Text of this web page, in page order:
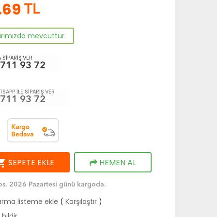
TL
mevcuttur.
SİPARİŞ VER
93 72
İLE SİPARİŞ VER
93 72
SEPETE EKLE HEMEN AL
2026 Pazartesi günü kargoda.
listeme ekle ( Karşılaştır)